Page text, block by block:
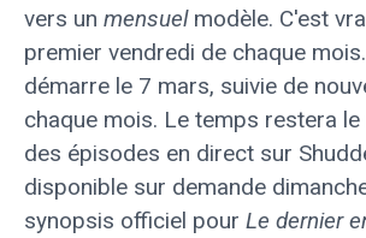
vers un mensuelmodèle. C'est
premier vendredi de chaque
démarre le 7 mars, suivie de
chaque mois. Le temps restera le
des épisodes en direct sur
disponible sur demande
synopsis officiel pour Le dernier